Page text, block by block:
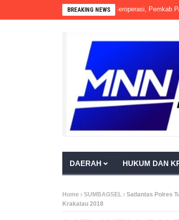
BREAKING NEWS
PKS PT Aburahmi Sudah Beroperasi, Pemkab PALI
DAERAH HUKUM DAN
Home SUMBAGSEL
Satlantas Polres
Krakatau 2018